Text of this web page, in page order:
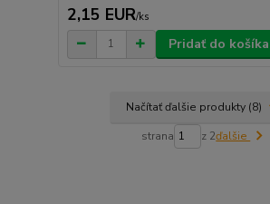
2,15 EUR/ks
Pridať do košíka
Načítať ďalšie produkty (8)
strana z 2ďalšie